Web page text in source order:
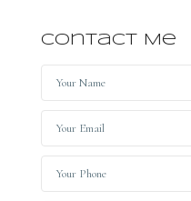
Contact Me